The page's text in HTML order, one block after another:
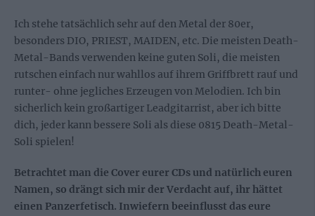
Ich stehe tatsächlich sehr auf den Metal der 80er,
besonders DIO, PRIEST, MAIDEN, etc. Die meisten Death-
Metal-Bands verwenden keine guten Soli, die meisten
rutschen einfach nur wahllos auf ihrem Griffbrett rauf und
runter- ohne jegliches Erzeugen von Melodien. Ich bin
sicherlich kein großartiger Leadgitarrist, aber ich bitte
dich, jeder kann bessere Soli als diese 0815 Death-Metal-
Soli spielen!
Betrachtet man die Cover eurer CDs und natürlich euren
Namen, so drängt sich mir der Verdacht auf, ihr hättet
einen Panzerfetisch. Inwiefern beeinflusst das eure